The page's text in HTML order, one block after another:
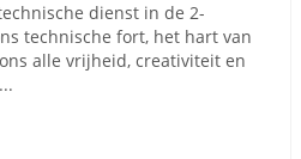
dienst in de 2-
technische fort, het hart van
alle vrijheid, creativiteit en